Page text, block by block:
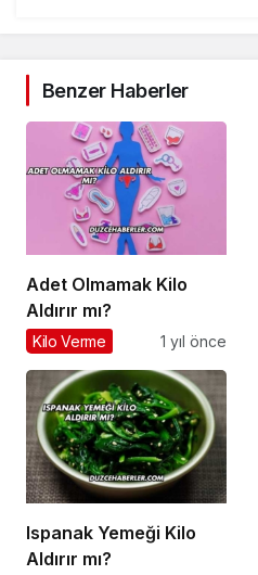
Benzer Haberler
Adet Olmamak Kilo
Aldırır mı?
Kilo Verme 1 yıl önce
Ispanak Yemeği Kilo
Aldırır mı?